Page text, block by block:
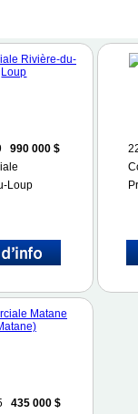
990 000 $
Loup
435 000 $